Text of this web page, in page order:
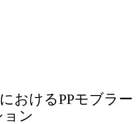
おけるPPモブラー
ン